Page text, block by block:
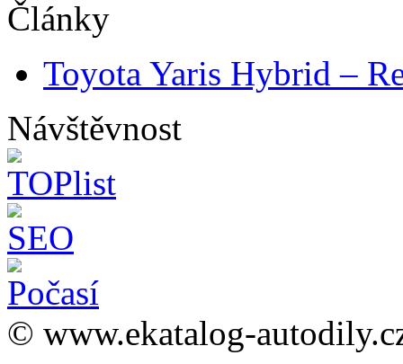
Články
Toyota Yaris Hybrid –
Návštěvnost
© www.ekatalog-